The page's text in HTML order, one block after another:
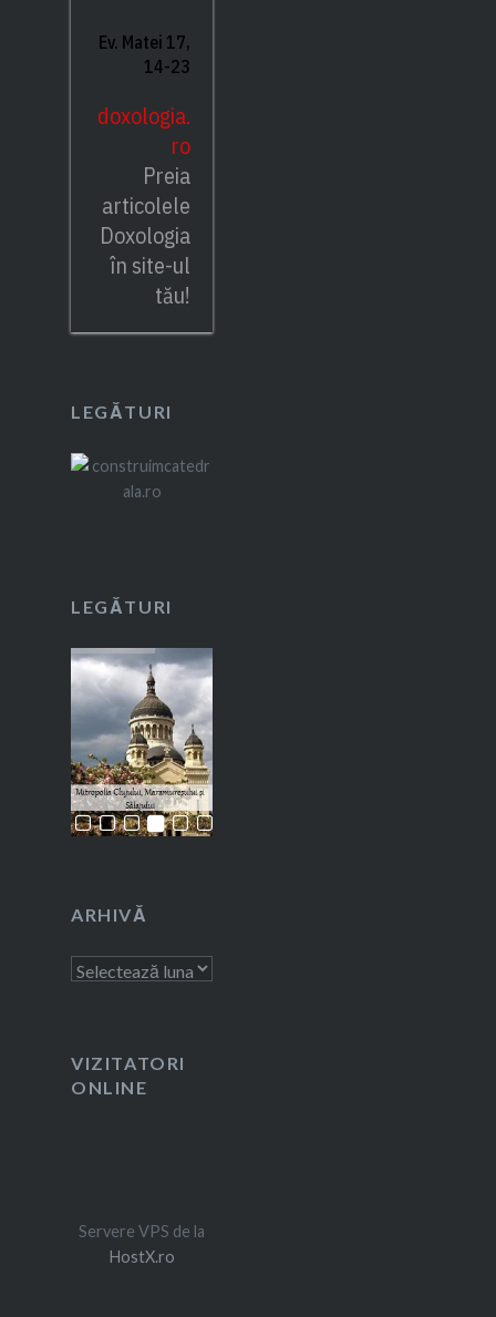
Ev. Matei 17,
14-23
doxologia.
ro
Preia
articolele
Doxologia
în site-ul
tău!
LEGĂTURI
LEGĂTURI
ARHIVĂ
Arhivă
VIZITATORI
ONLINE
Servere VPS de la
HostX.ro